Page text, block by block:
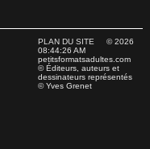
PLAN DU SITE © 2026
08:44:26 AM
petitsformatsadultes.com
© Éditeurs, auteurs et
dessinateurs représentés
© Yves Grenet